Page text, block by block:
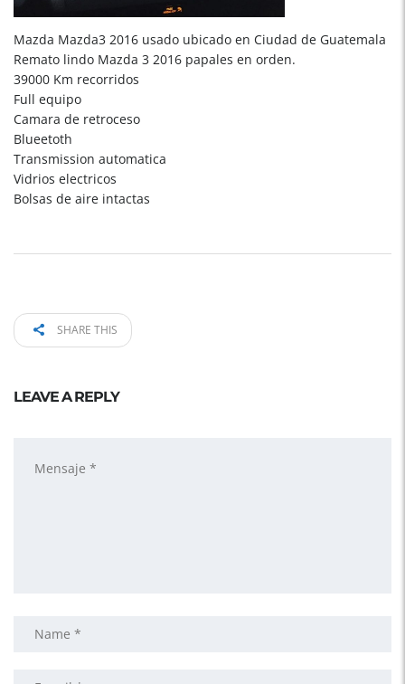
Mazda Mazda3 2016 usado ubicado en Ciudad de Guatemala
Remato lindo Mazda 3 2016 papales en orden.
39000 Km recorridos
Full equipo
Camara de retroceso
Blueetoth
Transmission automatica
Vidrios electricos
Bolsas de aire intactas
SHARE THIS
LEAVE A REPLY